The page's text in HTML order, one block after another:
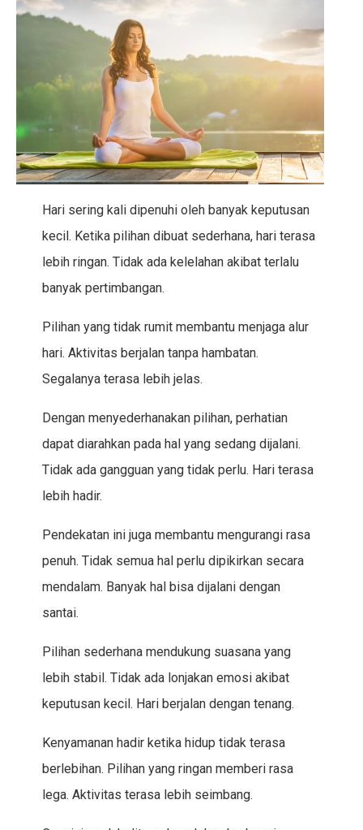
Hari sering kali dipenuhi oleh banyak keputusan
kecil. Ketika pilihan dibuat sederhana, hari terasa
lebih ringan. Tidak ada kelelahan akibat terlalu
banyak pertimbangan.
Pilihan yang tidak rumit membantu menjaga alur
hari. Aktivitas berjalan tanpa hambatan.
Segalanya terasa lebih jelas.
Dengan menyederhanakan pilihan, perhatian
dapat diarahkan pada hal yang sedang dijalani.
Tidak ada gangguan yang tidak perlu. Hari terasa
lebih hadir.
Pendekatan ini juga membantu mengurangi rasa
penuh. Tidak semua hal perlu dipikirkan secara
mendalam. Banyak hal bisa dijalani dengan
santai.
Pilihan sederhana mendukung suasana yang
lebih stabil. Tidak ada lonjakan emosi akibat
keputusan kecil. Hari berjalan dengan tenang.
Kenyamanan hadir ketika hidup tidak terasa
berlebihan. Pilihan yang ringan memberi rasa
lega. Aktivitas terasa lebih seimbang.